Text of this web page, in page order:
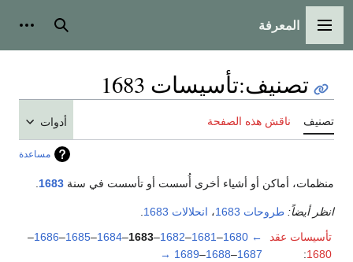
القائمة الرئيسية
المعرفة بحث
تصنيف:تأسيسات 1683
تصنيف ناقش هذه الصفحة أدوات
مساعدة
منظمات، أماكن أو أشياء أخرى أُسست أو تأسست في سنة 1683
انظر أيضاً: طروحات 1683 ، انحلالات 1683
تأسيسات عقد
1680
:
←
1680
–
1681
–
1682
–
1683
–
1684
–
1685
–
1686
–
1687
–
1688
–
1689
→